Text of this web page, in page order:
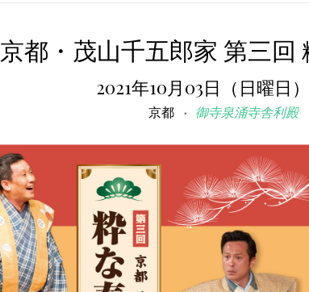
京都・茂山千五郎家 第三回
2021年10月03日（日曜日
京都 御寺泉涌寺舎利殿